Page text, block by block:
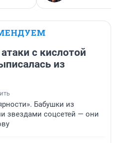
с кислотой
из
Бабушки из
звездами соцсетей — они